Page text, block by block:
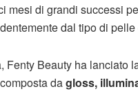
mesi di grandi successi
dal tipo di
Fenty Beauty ha lanciato
dagloss,